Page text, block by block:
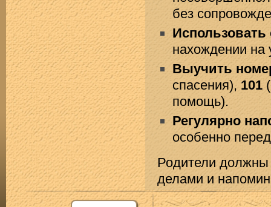
без
нахождении на
Выучить
спасения), 101
помощь).
Регулярно
особенно
Родители должны
делами и